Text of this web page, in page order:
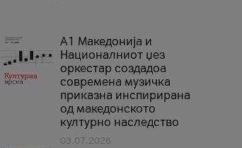
А1 Македонија и
Националниот џез
оркестар создадоа
современа музичка
приказна инспирирана
од македонското
културно наследство
03.07.2026